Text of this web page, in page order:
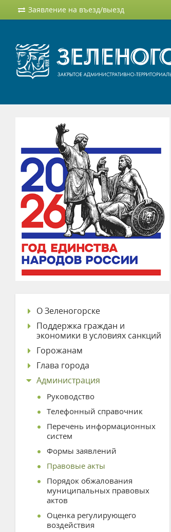
Заявление на въезд/выезд
О Зеленогорске
Поддержка граждан и
экономики в условиях санкций
Горожанам
Глава города
Администрация
Руководство
Телефонный справочник
Перечень информационных
систем
Формы заявлений
Правовые акты
Порядок обжалования
муниципальных правовых
актов
Оценка регулирующего
воздействия